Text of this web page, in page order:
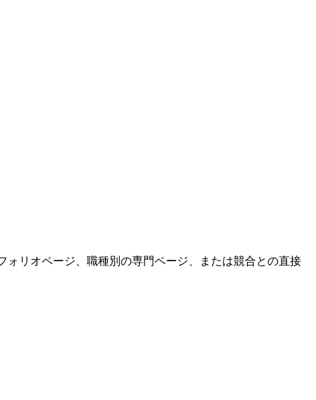
ォリオページ、職種別の専門ページ、または競合との直接